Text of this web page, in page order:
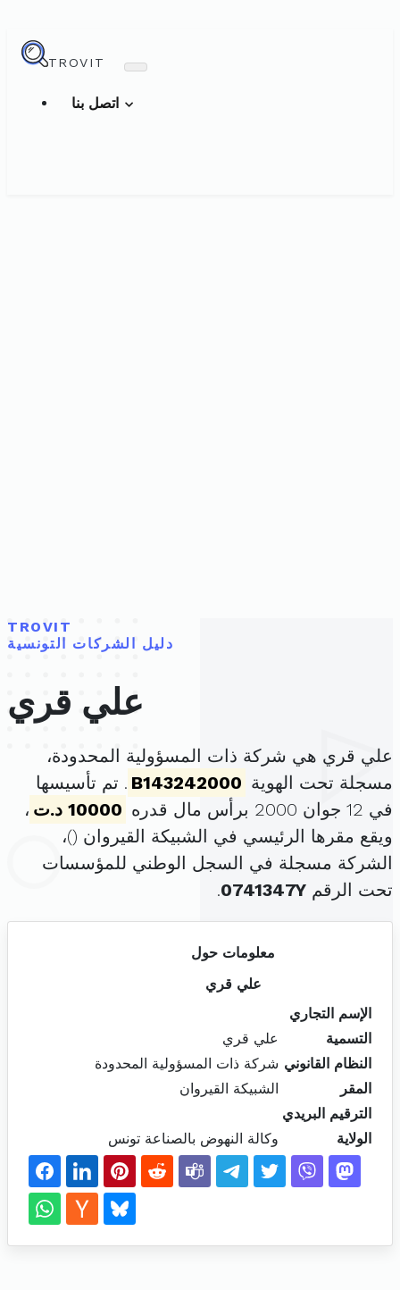
TROVIT
TROVIT
دليل الشركات التونسية
علي قري
علي قري هي شركة ذات المسؤولية المحدودة،
مسجلة تحت الهوية B143242000 . تم تأسيسها
في 12 جوان 2000 برأس مال قدره
10000 د.ت
،
ويقع مقرها الرئيسي في الشبيكة القيروان ()،
الشركة مسجلة في السجل الوطني للمؤسسات
تحت الرقم 0741347Y
.
معلومات حول
علي قري
الإسم التجاري
التسمية
علي قري
النظام القانوني شركة ذات المسؤولية المحدودة
المقر
الشبيكة القيروان
الترقيم البريدي
الولاية
وكالة النهوض بالصناعة تونس